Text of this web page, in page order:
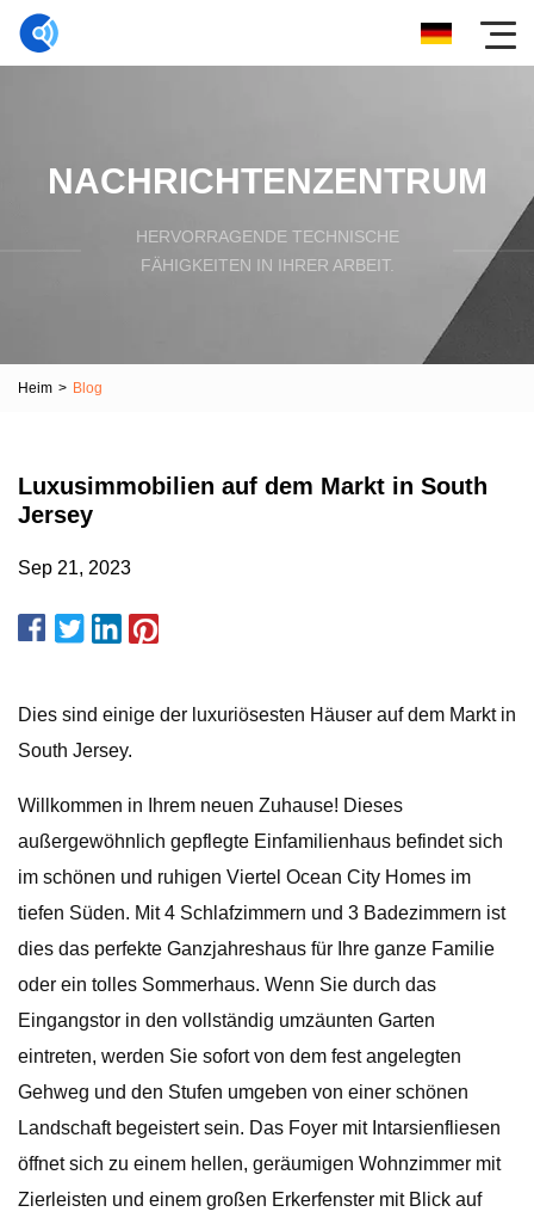
NACHRICHTENZENTRUM
HERVORRAGENDE TECHNISCHE
FÄHIGKEITEN IN IHRER ARBEIT.
Heim > Blog
Luxusimmobilien auf dem Markt in South
Jersey
Sep 21, 2023
Dies sind einige der luxuriösesten Häuser auf dem Markt in
South Jersey.
Willkommen in Ihrem neuen Zuhause! Dieses
außergewöhnlich gepflegte Einfamilienhaus befindet sich
im schönen und ruhigen Viertel Ocean City Homes im
tiefen Süden. Mit 4 Schlafzimmern und 3 Badezimmern ist
dies das perfekte Ganzjahreshaus für Ihre ganze Familie
oder ein tolles Sommerhaus. Wenn Sie durch das
Eingangstor in den vollständig umzäunten Garten
eintreten, werden Sie sofort von dem fest angelegten
Gehweg und den Stufen umgeben von einer schönen
Landschaft begeistert sein. Das Foyer mit Intarsienfliesen
öffnet sich zu einem hellen, geräumigen Wohnzimmer mit
Zierleisten und einem großen Erkerfenster mit Blick auf